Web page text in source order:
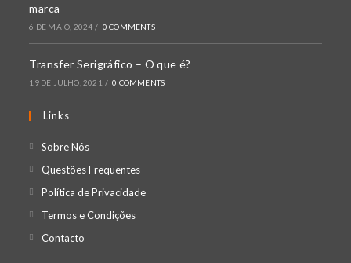
marca
6 DE MAIO, 2024 / 0 COMMENTS
Transfer Serigráfico – O que é?
19 DE JULHO, 2021 / 0 COMMENTS
Links
Sobre NósOpens
in
Questões FrequentesOpens
in
Política de PrivacidadeOpens
Termos e CondiçõesOpens
Contacto